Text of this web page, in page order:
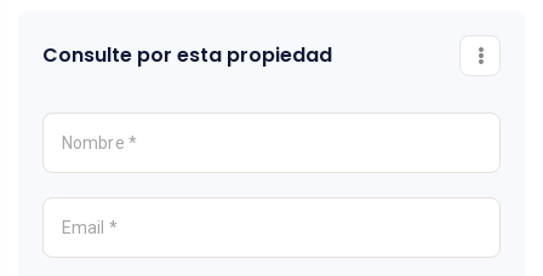
Consulte por esta propiedad